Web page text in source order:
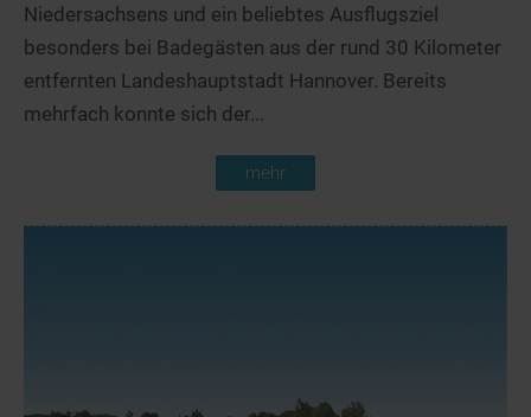
Niedersachsens und ein beliebtes Ausflugsziel
besonders bei Badegästen aus der rund 30 Kilometer
entfernten Landeshauptstadt Hannover. Bereits
mehrfach konnte sich der...
mehr